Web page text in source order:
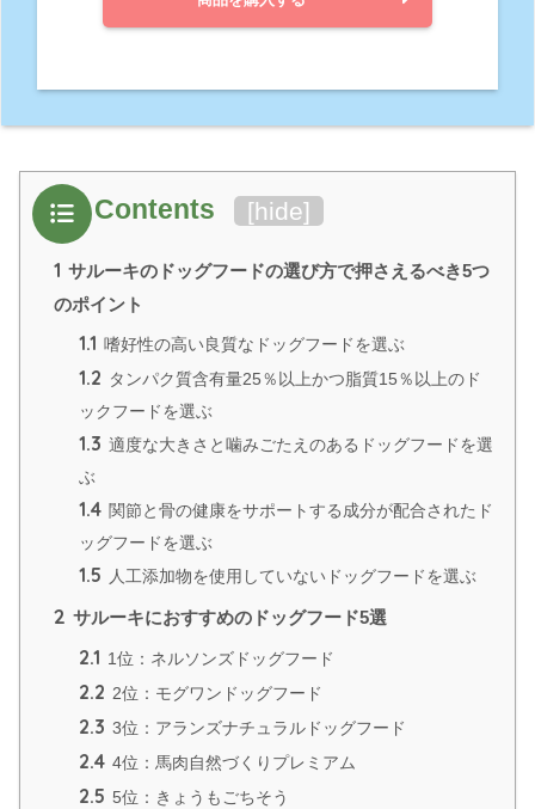
Contents [hide]
1 サルーキのドッグフードの選び方で押さえるべき5つ
のポイント
1.1 嗜好性の高い良質なドッグフードを選ぶ
1.2 タンパク質含有量25％以上かつ脂質15％以上のド
ックフードを選ぶ
1.3 適度な大きさと噛みごたえのあるドッグフードを選
ぶ
1.4 関節と骨の健康をサポートする成分が配合されたド
ッグフードを選ぶ
1.5 人工添加物を使用していないドッグフードを選ぶ
2 サルーキにおすすめのドッグフード5選
2.1 1位：ネルソンズドッグフード
2.2 2位：モグワンドッグフード
2.3 3位：アランズナチュラルドッグフード
2.4 4位：馬肉自然づくりプレミアム
2.5 5位：きょうもごちそう